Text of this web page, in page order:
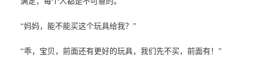
“妈妈，能不能买这个玩具给我？”
“乖，宝贝，前面还有更好的玩具，我们先不买，前面有！”